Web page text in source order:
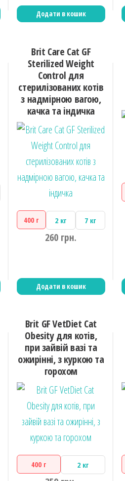
Додати в кошик
Brit Care Cat GF
Sterilized Weight
Control для
стерилізованих котів
з надмірною вагою,
качка та індичка
400 г 2 кг 7 кг
260 грн.
Додати в кошик
Brit GF VetDiet Cat
Obesity для котів,
при зайвій вазі та
ожирінні, з куркою та
горохом
400 г 2 кг